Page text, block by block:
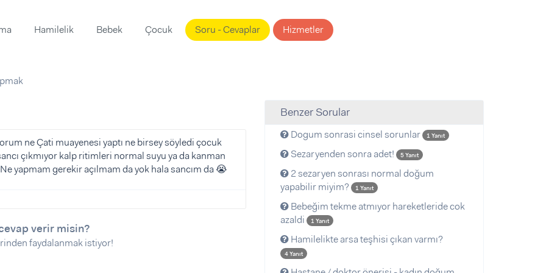
Hamilelik Bebek Çocuk Soru - Cevaplar Hizmetler
ne Çati muayenesi yaptı ne birsey söyledi çocuk
çıkmıyor kalp ritimleri normal suyu ya da kanman
yapmam gerekir açılmam da yok hala sancım da 😭
verir misin?
faydalanmak istiyor!
Benzer Sorular
Dogum sonrasi cinsel sorunlar 1 Yanıt
Sezaryenden sonra adet! 5 Yanıt
2 sezaryen sonrası normal doğum
yapabilir miyim?
1 Yanıt
Bebeğim tekme atmıyor hareketleride cok
azaldi
1 Yanıt
Hamilelikte arsa teşhisi çıkan varmı?
4 Yanıt